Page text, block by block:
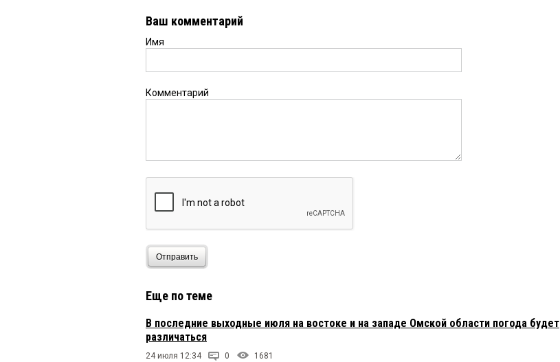
Ваш комментарий
Имя
Комментарий
Отправить
Еще по теме
В последние выходные июля на востоке и на западе Омской области погода будет
различаться
24 июля 12:34 0 1681